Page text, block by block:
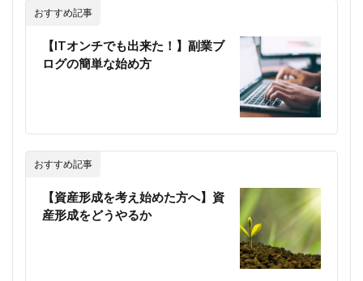
おすすめ記事
【ITオンチでも出来た！】副業ブ
ログの簡単な始め方
おすすめ記事
【資産形成を考え始めた方へ】資
産形成をどうやるか